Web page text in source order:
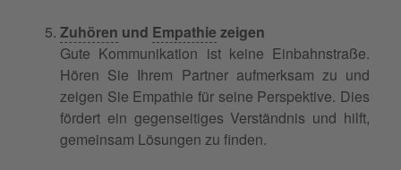
Zuhören und Empathie zeigen
Gute Kommunikation ist keine Einbahnstraße.
Hören Sie Ihrem Partner aufmerksam zu und
zeigen Sie Empathie für seine Perspektive. Dies
fördert ein gegenseitiges Verständnis und hilft,
gemeinsam Lösungen zu finden.